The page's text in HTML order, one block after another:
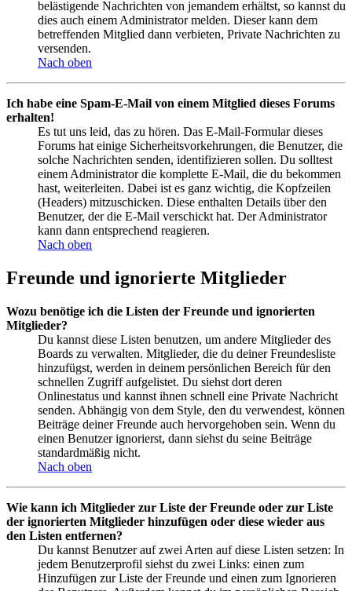
belästigende Nachrichten von jemandem erhältst, so kannst du
dies auch einem Administrator melden. Dieser kann dem
betreffenden Mitglied dann verbieten, Private Nachrichten zu
versenden.
Nach oben
Ich habe eine Spam-E-Mail von einem Mitglied dieses Forums
erhalten!
Es tut uns leid, das zu hören. Das E-Mail-Formular dieses
Forums hat einige Sicherheitsvorkehrungen, die Benutzer, die
solche Nachrichten senden, identifizieren sollen. Du solltest
einem Administrator die komplette E-Mail, die du bekommen
hast, weiterleiten. Dabei ist es ganz wichtig, die Kopfzeilen
(Headers) mitzuschicken. Diese enthalten Details über den
Benutzer, der die E-Mail verschickt hat. Der Administrator
kann dann entsprechend reagieren.
Nach oben
Freunde und ignorierte Mitglieder
Wozu benötige ich die Listen der Freunde und ignorierten
Mitglieder?
Du kannst diese Listen benutzen, um andere Mitglieder des
Boards zu verwalten. Mitglieder, die du deiner Freundesliste
hinzufügst, werden in deinem persönlichen Bereich für den
schnellen Zugriff aufgelistet. Du siehst dort deren
Onlinestatus und kannst ihnen schnell eine Private Nachricht
senden. Abhängig von dem Style, den du verwendest, können
Beiträge deiner Freunde auch hervorgehoben sein. Wenn du
einen Benutzer ignorierst, dann siehst du seine Beiträge
standardmäßig nicht.
Nach oben
Wie kann ich Mitglieder zur Liste der Freunde oder zur Liste
der ignorierten Mitglieder hinzufügen oder diese wieder aus
den Listen entfernen?
Du kannst Benutzer auf zwei Arten auf diese Listen setzen: In
jedem Benutzerprofil siehst du zwei Links: einen zum
Hinzufügen zur Liste der Freunde und einen zum Ignorieren